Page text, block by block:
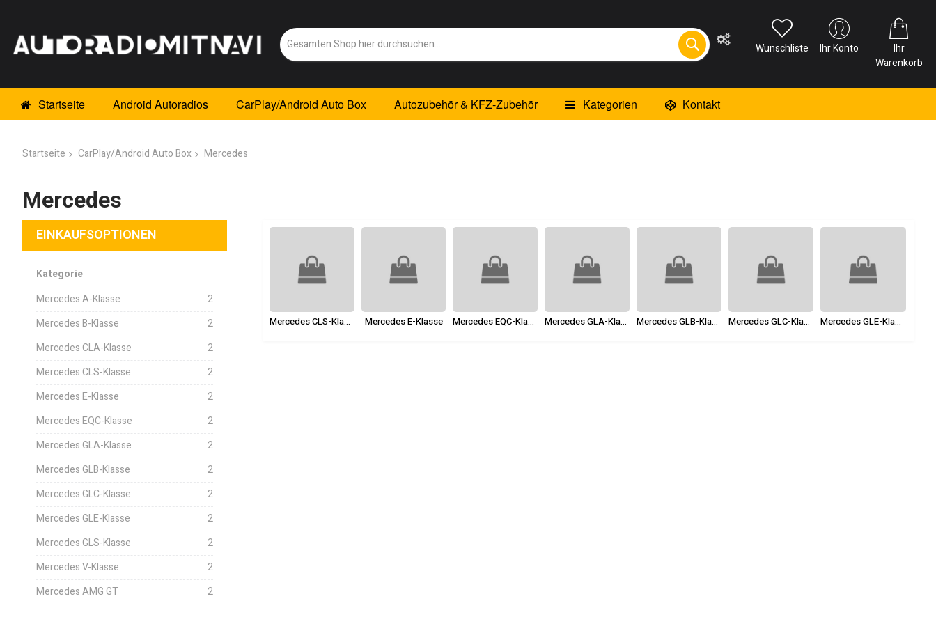
Wunschliste Ihr Konto
Ihr
Warenkorb
Startseite Android Autoradios CarPlay/Android Auto Box Autozubehör & KFZ-Zubehör Kategorien Kontakt
Startseite CarPlay/Android Auto Box Mercedes
Mercedes
A-Klasse Mercedes B-Klasse Mercedes CLS-Klasse Mercedes E-Klasse Mercedes EQC-Klasse Mercedes GLA-Klasse Mercedes GLB-Klasse Mercedes GLC-Klasse Mercedes GLE-Klasse
EINKAUFSOPTIONEN
Kategorie
Mercedes A-Klasse
2
Mercedes B-Klasse
2
Mercedes CLA-Klasse
2
Mercedes CLS-Klasse
2
Mercedes E-Klasse
2
Mercedes EQC-Klasse
2
Mercedes GLA-Klasse
2
Mercedes GLB-Klasse
2
Mercedes GLC-Klasse
2
Mercedes GLE-Klasse
2
Mercedes GLS-Klasse
2
Mercedes V-Klasse
2
Mercedes AMG GT
2